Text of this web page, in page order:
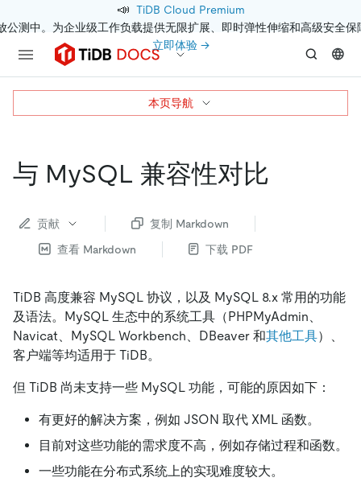
📣 TiDB Cloud Premium
公测中。为企业级工作负载提供无限扩展、即时弹性伸缩和高级安全保
立即体验 →
与 MySQL 兼容性对比
贡献
复制 Markdown
查看 Markdown
下载 PDF
TiDB 高度兼容 MySQL 协议，以及 MySQL 8.x 常用的功能
及语法。MySQL 生态中的系统工具（PHPMyAdmin、
Navicat、MySQL Workbench、DBeaver 和其他工具）、
客户端等均适用于 TiDB。
但 TiDB 尚未支持一些 MySQL 功能，可能的原因如下：
有更好的解决方案，例如 JSON 取代 XML 函数。
目前对这些功能的需求度不高，例如存储过程和函数。
一些功能在分布式系统上的实现难度较大。
本页导航